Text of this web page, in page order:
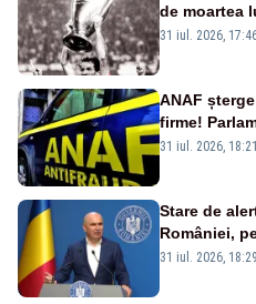
de moartea
a fotbalului
31 iul. 2026,
ANAF
firme!
amnistia
31 iul. 2026, 18:21
Stare de
României,
a anunțat
31 iul. 2026, 18:29